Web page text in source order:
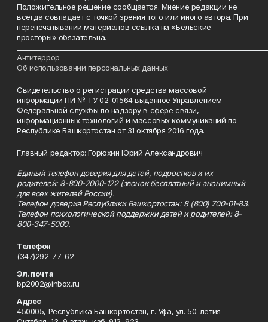
Положительное решение сообщается. Мнение редакции не
всегда совпадает с точкой зрения того или иного автора. При
перепечатывании материалов ссылка на «Бельские
просторы» обязательна.
Антитеррор
Об использовании персональных данных
Свидетельство о регистрации средства массовой
информации ПИ № ТУ 02-01564 выданное Управлением
Федеральной службы по надзору в сфере связи,
информационных технологий и массовых коммуникаций по
Республике Башкортостан от 31 октября 2016 года.
Главный редактор: Горюхин Юрий Александрович
Единый телефон доверия для детей, подростков и их
родителей: 8-800-2000-122 (звонок бесплатный и анонимный
для всех жителей России).
Телефон доверия Республики Башкортостан: 8 (800) 700-01-83.
Телефон психологической поддержки детей и родителей: 8-
800-347-5000.
Телефон
(347)292-77-62
Эл. почта
bp2002@inbox.ru
Адрес
450005, Республика Башкортостан, г. Уфа, ул. 50-летия